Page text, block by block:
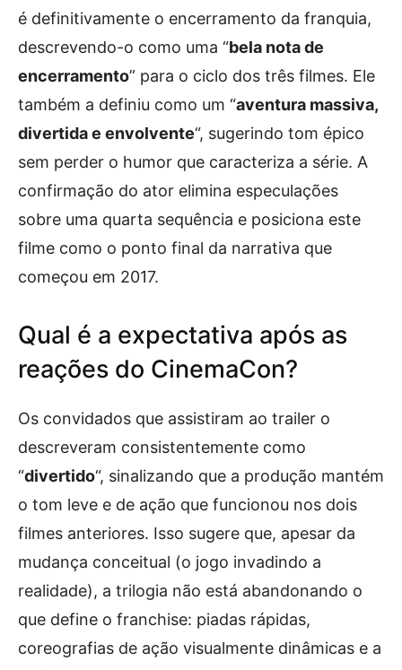
é definitivamente o encerramento da franquia,
descrevendo-o como uma “bela nota de
encerramento” para o ciclo dos três filmes. Ele
também a definiu como um “aventura massiva,
divertida e envolvente“, sugerindo tom épico
sem perder o humor que caracteriza a série. A
confirmação do ator elimina especulações
sobre uma quarta sequência e posiciona este
filme como o ponto final da narrativa que
começou em 2017.
Qual é a expectativa após as
reações do CinemaCon?
Os convidados que assistiram ao trailer o
descreveram consistentemente como
“divertido“, sinalizando que a produção mantém
o tom leve e de ação que funcionou nos dois
filmes anteriores. Isso sugere que, apesar da
mudança conceitual (o jogo invadindo a
realidade), a trilogia não está abandonando o
que define o franchise: piadas rápidas,
coreografias de ação visualmente dinâmicas e a